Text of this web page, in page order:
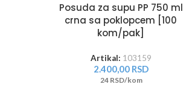
Posuda za supu PP 750 ml
crna sa poklopcem [100
kom/pak]
Artikal: 103159
2.400,00 RSD
24 RSD/kom